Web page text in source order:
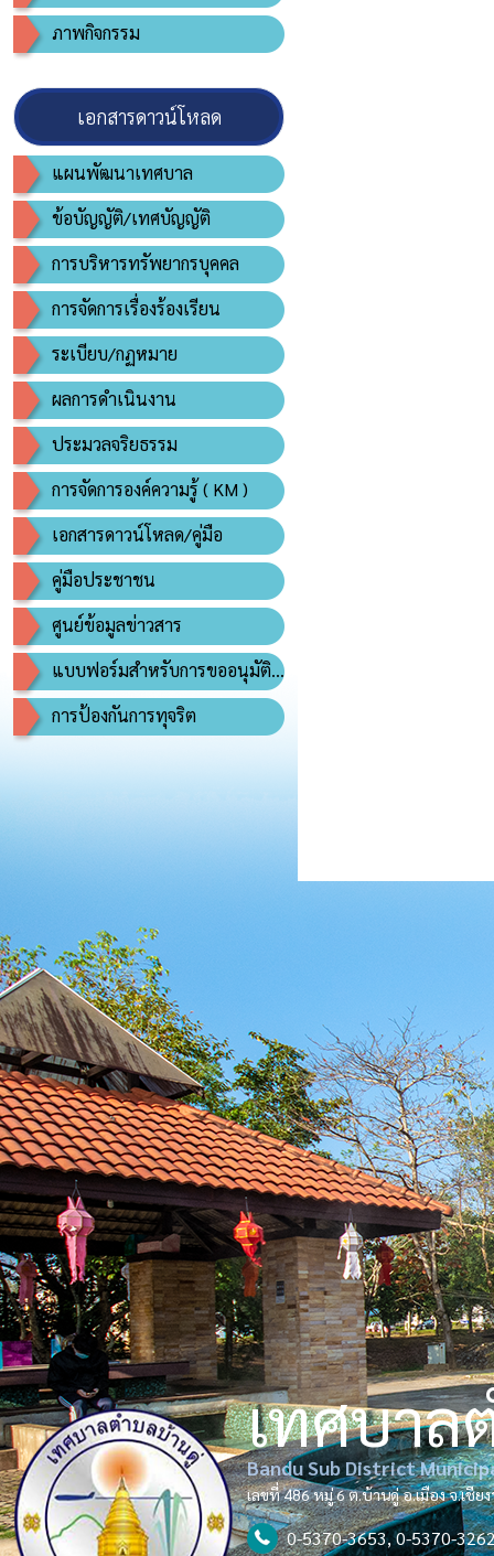
ภาพกิจกรรม
เอกสารดาวน์โหลด
แผนพัฒนาเทศบาล
ข้อบัญญัติ/เทศบัญญัติ
การบริหารทรัพยากรบุคคล
การจัดการเรื่องร้องเรียน
ระเบียบ/กฏหมาย
ผลการดำเนินงาน
ประมวลจริยธรรม
การจัดการองค์ความรู้ ( KM )
เอกสารดาวน์โหลด/คู่มือ
คู่มือประชาชน
ศูนย์ข้อมูลข่าวสาร
แบบฟอร์มสำหรับการขออนุมัติอนุญาต
การป้องกันการทุจริต
เทศบาล
Bandu Sub District
เลขที่ 486 หมู่ 6 ต.บ้านดู่ อ.เมือง จ.เชีย
0-5370-3653, 0-5370-